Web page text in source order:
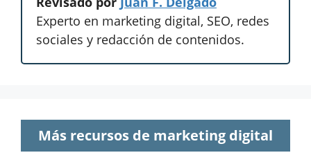
Experto en marketing digital, SEO, redes
sociales y redacción de contenidos.
Más recursos de marketing digital